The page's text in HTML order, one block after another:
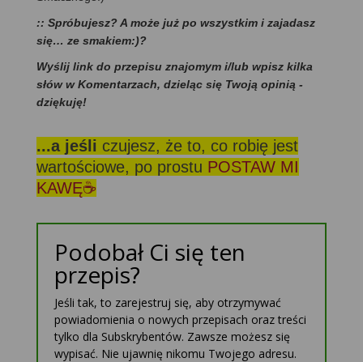
:: Spróbujesz? A może już po wszystkim i zajadasz
się… ze smakiem:)?
Wyślij link do przepisu znajomym i/lub wpisz kilka
słów w Komentarzach, dzieląc się Twoją opinią -
dziękuję!
...a jeśli czujesz, że to, co robię jest
wartościowe, po prostu POSTAW MI
KAWĘ☕
Podobał Ci się ten
przepis?
Jeśli tak, to zarejestruj się, aby otrzymywać
powiadomienia o nowych przepisach oraz treści
tylko dla Subskrybentów. Zawsze możesz się
wypisać. Nie ujawnię nikomu Twojego adresu.